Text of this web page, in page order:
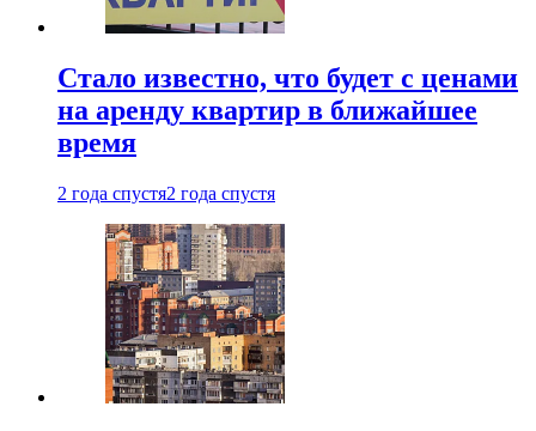
Стало известно, что будет с ценами
на аренду квартир в ближайшее
время
2 года спустя2 года спустя